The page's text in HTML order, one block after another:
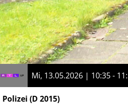
Mi, 13.05.2026 | 10:35 -
Polizei (D 2015)